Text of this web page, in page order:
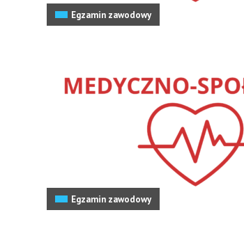
Egzamin zawodowy
Egzamin zawodowy